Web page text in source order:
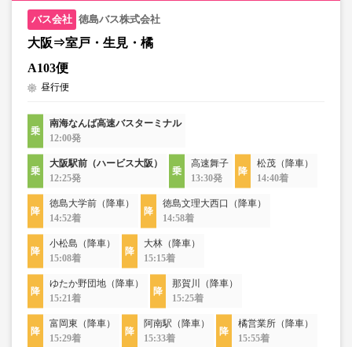
徳島バス株式会社
大阪⇒室戸・生見・橘
A103便
昼行便
南海なんば高速バスターミナル
12:00発
大阪駅前（ハービス大阪）
12:25発
高速舞子
13:30発
松茂（降車）
14:40着
徳島大学前（降車）
14:52着
徳島文理大西口（降車）
14:58着
小松島（降車）
15:08着
大林（降車）
15:15着
ゆたか野団地（降車）
15:21着
那賀川（降車）
15:25着
富岡東（降車）
15:29着
阿南駅（降車）
15:33着
橘営業所（降車）
15:55着